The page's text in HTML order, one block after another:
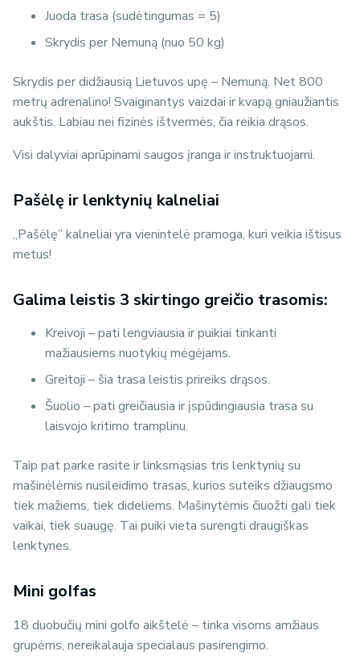
Juoda trasa (sudėtingumas = 5)
Skrydis per Nemuną (nuo 50 kg)
Skrydis per didžiausią Lietuvos upę – Nemuną. Net 800
metrų adrenalino! Svaiginantys vaizdai ir kvapą gniaužiantis
aukštis. Labiau nei fizinės ištvermės, čia reikia drąsos.
Visi dalyviai aprūpinami saugos įranga ir instruktuojami.
Pašėlę ir lenktynių kalneliai
„Pašėlę” kalneliai yra vienintelė pramoga, kuri veikia ištisus
metus!
Galima leistis 3 skirtingo greičio trasomis:
Kreivoji – pati lengviausia ir puikiai tinkanti
mažiausiems nuotykių mėgėjams.
Greitoji – šia trasa leistis prireiks drąsos.
Šuolio – pati greičiausia ir įspūdingiausia trasa su
laisvojo kritimo tramplinu.
Taip pat parke rasite ir linksmąsias tris lenktynių su
mašinėlėmis nusileidimo trasas, kurios suteiks džiaugsmo
tiek mažiems, tiek dideliems. Mašinytėmis čiuožti gali tiek
vaikai, tiek suaugę. Tai puiki vieta surengti draugiškas
lenktynes.
Mini goIfas
18 duobučių mini golfo aikštelė – tinka visoms amžiaus
grupėms, nereikalauja specialaus pasirengimo.